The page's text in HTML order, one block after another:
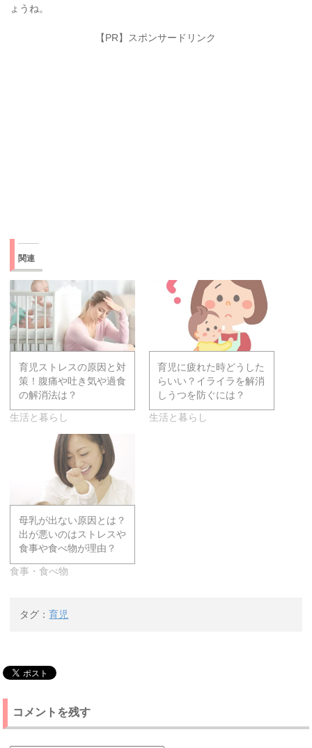
ょうね。
【PR】スポンサードリンク
関連
育児ストレスの原因と対
策！腹痛や吐き気や過食
の解消法は？
生活と暮らし
育児に疲れた時どうした
らいい？イライラを解消
しうつを防ぐには？
生活と暮らし
母乳が出ない原因とは？
出が悪いのはストレスや
食事や食べ物が理由？
食事・食べ物
タグ：育児
コメントを残す